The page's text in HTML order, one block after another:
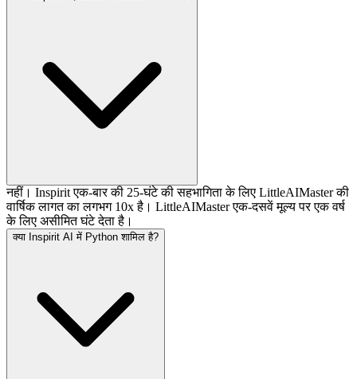
नहीं। Inspirit एक-बार की 25-घंटे की सहभागिता के लिए LittleAIMaster की
वार्षिक लागत का लगभग 10x है। LittleAIMaster एक-दसवें मूल्य पर एक वर्ष
के लिए असीमित घंटे देता है।
क्या Inspirit AI में Python शामिल है?